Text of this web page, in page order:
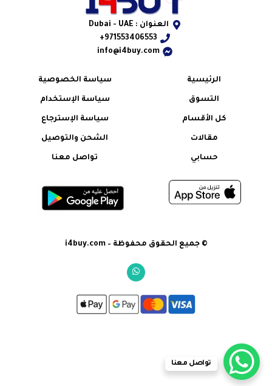
العنوان : Dubai - UAE
971553406553+
info@i4buy.com
الرئيسية
التسوق
كل الأقسام
مقالات
حسابي
سياسة الخصوصية
سياسة الإستخدام
سياسة الإسترجاع
الشحن والتوصيل
تواصل معنا
© جميع الحقوق محفوظة – i4buy.com
تواصل معنا